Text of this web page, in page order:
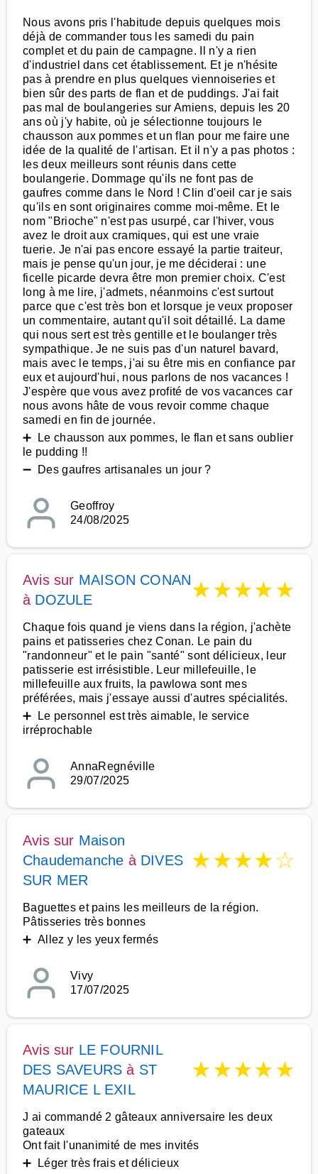
Nous avons pris l'habitude depuis quelques mois
déjà de commander tous les samedi du pain
complet et du pain de campagne. Il n'y a rien
d'industriel dans cet établissement. Et je n'hésite
pas à prendre en plus quelques viennoiseries et
bien sûr des parts de flan et de puddings. J'ai fait
pas mal de boulangeries sur Amiens, depuis les 20
ans où j'y habite, où je sélectionne toujours le
chausson aux pommes et un flan pour me faire une
idée de la qualité de l'artisan. Et il n'y a pas photos :
les deux meilleurs sont réunis dans cette
boulangerie. Dommage qu'ils ne font pas de
gaufres comme dans le Nord ! Clin d'oeil car je sais
qu'ils en sont originaires comme moi-même. Et le
nom "Brioche" n'est pas usurpé, car l'hiver, vous
avez le droit aux cramiques, qui est une vraie
tuerie. Je n'ai pas encore essayé la partie traiteur,
mais je pense qu'un jour, je me déciderai : une
ficelle picarde devra être mon premier choix. C'est
long à me lire, j'admets, néanmoins c'est surtout
parce que c'est très bon et lorsque je veux proposer
un commentaire, autant qu'il soit détaillé. La dame
qui nous sert est très gentille et le boulanger très
sympathique. Je ne suis pas d'un naturel bavard,
mais avec le temps, j'ai su être mis en confiance par
eux et aujourd'hui, nous parlons de nos vacances !
J'espère que vous avez profité de vos vacances car
nous avons hâte de vous revoir comme chaque
samedi en fin de journée.
➕ Le chausson aux pommes, le flan et sans oublier
le pudding !!
➖ Des gaufres artisanales un jour ?
Geoffroy
24/08/2025
Avis sur MAISON CONAN
à DOZULE ★★★★★
Chaque fois quand je viens dans la région, j'achète
pains et patisseries chez Conan. Le pain du
"randonneur" et le pain "santé" sont délicieux, leur
patisserie est irrésistible. Leur millefeuille, le
millefeuille aux fruits, la pawlowa sont mes
préférées, mais j'essaye aussi d'autres spécialités.
➕ Le personnel est très aimable, le service
irréprochable
AnnaRegnéville
29/07/2025
Avis sur Maison
Chaudemanche à DIVES
SUR MER
★★★★☆
Baguettes et pains les meilleurs de la région.
Pâtisseries très bonnes
➕ Allez y les yeux fermés
Vivy
17/07/2025
Avis sur LE FOURNIL
DES SAVEURS à ST
MAURICE L EXIL
★★★★★
J ai commandé 2 gâteaux anniversaire les deux
gateaux
Ont fait l'unanimité de mes invités
➕ Léger très frais et délicieux